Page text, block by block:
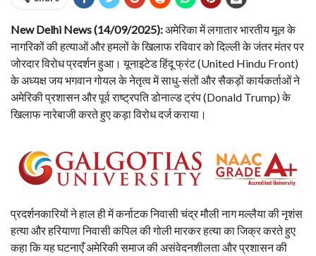
New Delhi News (14/09/2025):अमेरिका में लगातार भारतीय मूल के
नागरिकों की हत्याओं और हमलों के खिलाफ रविवार को दिल्ली के जंतर मंतर पर
जोरदार विरोध प्रदर्शन हुआ। यूनाइटेड हिंदू फ्रंट (United Hindu Front)
के अध्यक्ष जय भगवान गोयल के नेतृत्व में साधु-संतों और सैकड़ों कार्यकर्ताओं ने
अमेरिकी प्रशासन और पूर्व राष्ट्रपति डोनाल्ड ट्रंप (Donald Trump) के
खिलाफ नारेबाजी करते हुए कड़ा विरोध दर्ज कराया।
प्रदर्शनकारियों ने हाल ही में कर्नाटक निवासी चंद्र मौली नाग मल्लैया की नृशंस
हत्या और हरियाणा निवासी कपिल की गोली मारकर हत्या का जिक्र करते हुए
कहा कि यह घटनाएँ अमेरिकी समाज की असंवेदनशीलता और प्रशासन की